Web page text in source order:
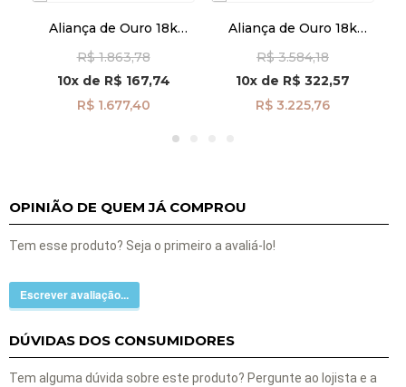
Aliança de Ouro 18k
Masculina al40037
R$ 1.863,78
10xde R$ 167,74
R$ 1.677,40
Aliança de Ouro 18k
Feminina al40001
R$ 3.584,18
10x de R$ 322,57
R$ 3.225,76
OPINIÃO DE QUEM JÁ COMPROU
Tem esse produto? Seja o primeiro a avaliá-lo!
Escrever avaliação...
DÚVIDAS DOS CONSUMIDORES
Tem alguma dúvida sobre este produto? Pergunte ao lojista e a